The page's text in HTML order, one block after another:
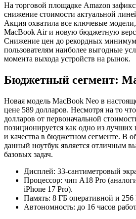
На торговой площадке Amazon
снижение стоимости актуальной
Акция охватила все ключевые
MacBook Air и новую бюджетную
Снижение цен до рекордных
пользователям наиболее выгодные
момента выхода устройств на рынок.
Бюджетный сегмент:
Новая модель MacBook Neo в
цене 589 долларов. Несмотря на то
долларов от первоначальной
позиционируется как одно из
и качества в бюджетном сегменте. В
данный ноутбук является отличным
базовых задач.
Дисплей: 33-сантиметровый
Процессор: чип A18 Pro
iPhone 17 Pro).
Память: 8 ГБ оперативной и
Автономность: до 16 часов